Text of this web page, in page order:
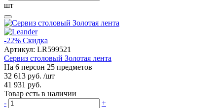
шт
-22% Скидка
Артикул: LR599521
Сервиз столовый Золотая лента
На 6 персон 25 предметов
32 613 руб. /шт
41 931 руб.
Товар есть в наличии
-
+